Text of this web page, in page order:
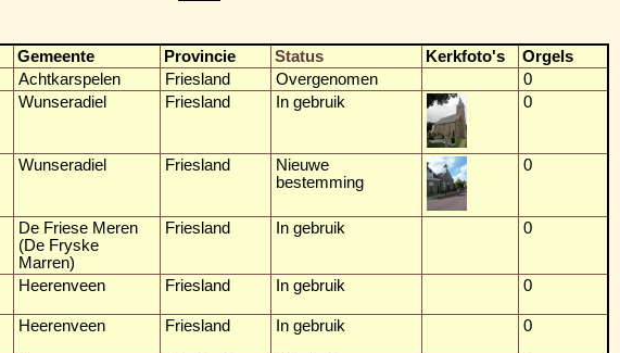
Gemeente Provincie Status Kerkfoto's
Orgels
Achtkarspelen Friesland Overgenomen
0
Wunseradiel Friesland In gebruik 0
Wunseradiel Friesland
Nieuwe
bestemming
0
De Friese Meren
(De Fryske
Marren)
Friesland In gebruik 0
Heerenveen Friesland In gebruik 0
Heerenveen Friesland In gebruik 0